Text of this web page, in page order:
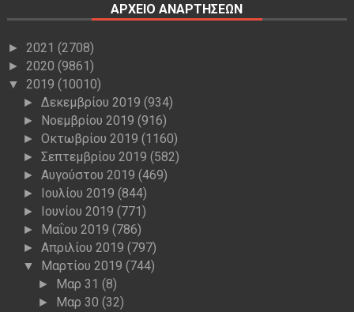
ΑΡΧΕΙΟ ΑΝΑΡΤΗΣΕΩΝ
► 2021 (2708)
► 2020 (9861)
▼ 2019 (10010)
►Δεκεμβρίου 2019(934)
► Νοεμβρίου 2019(916)
►Οκτωβρίου 2019(1160)
►Σεπτεμβρίου 2019(582)
►Αυγούστου 2019(469)
► Ιουλίου 2019(844)
► Ιουνίου 2019(771)
► Μαΐου 2019(786)
►Απριλίου 2019(797)
▼ Μαρτίου 2019(744)
► Μαρ 31(8)
► Μαρ 30(32)